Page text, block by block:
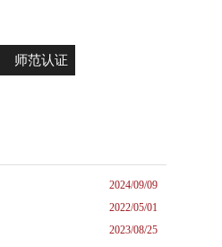
师范认证
2024/09/09
2022/05/01
2023/08/25